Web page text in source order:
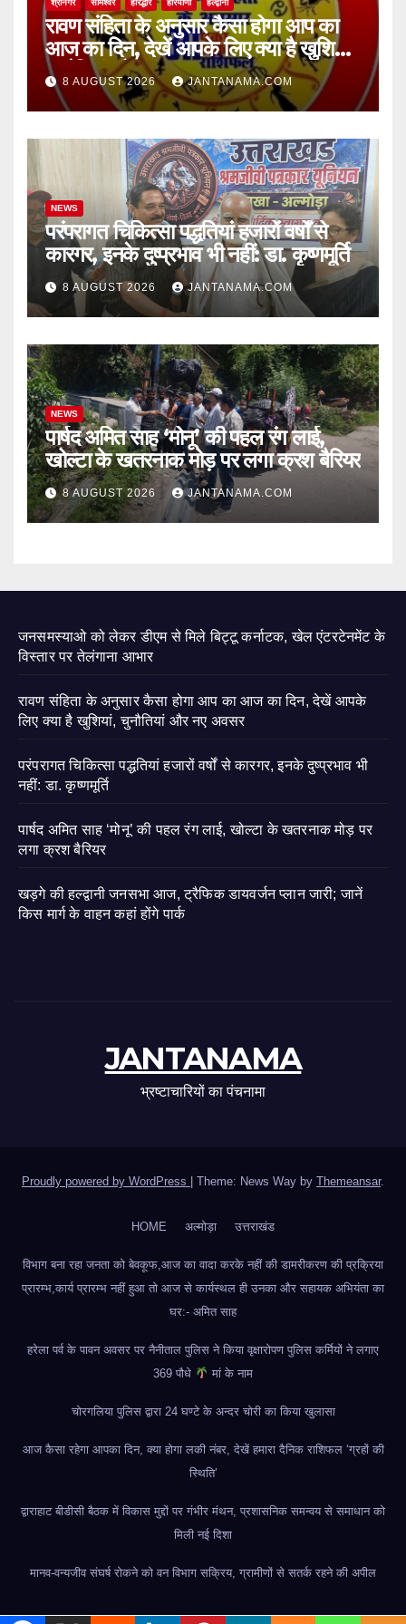
श्रीनगर सोमेश्वर हरिद्धार हरियाणा हल्द्वानी
रावण संहिता के अनुसार कैसा होगा आप का
आज का दिन, देखें आपके लिए क्या है खुशियां,
चुनौतियां और नए अवसर
8 AUGUST 2026 JANTANAMA.COM
NEWS
परंपरागत चिकित्सा पद्धतियां हजारों वर्षों से
कारगर, इनके दुष्प्रभाव भी नहीं: डा. कृष्णमूर्ति
8 AUGUST 2026 JANTANAMA.COM
NEWS
पार्षद अमित साह ‘मोनू’ की पहल रंग लाई,
खोल्टा के खतरनाक मोड़ पर लगा क्रश बैरियर
8 AUGUST 2026 JANTANAMA.COM
जनसमस्याओ को लेकर डीएम से मिले बिट्टू कर्नाटक, खेल एंटरटेनमेंट के
विस्तार पर तेलंगाना आभार
रावण संहिता के अनुसार कैसा होगा आप का आज का दिन, देखें आपके
लिए क्या है खुशियां, चुनौतियां और नए अवसर
परंपरागत चिकित्सा पद्धतियां हजारों वर्षों से कारगर, इनके दुष्प्रभाव भी
नहीं: डा. कृष्णमूर्ति
पार्षद अमित साह ‘मोनू’ की पहल रंग लाई, खोल्टा के खतरनाक मोड़ पर
लगा क्रश बैरियर
खड़गे की हल्द्वानी जनसभा आज, ट्रैफिक डायवर्जन प्लान जारी; जानें
किस मार्ग के वाहन कहां होंगे पार्क
JANTANAMA
भ्रष्टाचारियों का पंचनामा
Proudly powered by WordPress Theme: News Way by Themeansar.
HOME अल्मोड़ा उत्तराखंड
विभाग बना रहा जनता को बेवकूफ,आज का वादा करके नहीं की डामरीकरण की प्रक्रिया
प्रारम्भ,कार्य प्रारम्भ नहीं हुआ तो आज से कार्यस्थल ही उनका और सहायक अभियंता का
घर:- अमित साह
हरेला पर्व के पावन अवसर पर नैनीताल पुलिस ने किया वृक्षारोपण पुलिस कर्मियों ने लगाए
369 पौधे
मां के नाम
चोरगलिया पुलिस द्वारा 24 घण्टे के अन्दर चोरी का किया खुलासा
आज कैसा रहेगा आपका दिन, क्या होगा लकी नंबर, देखें हमारा दैनिक राशिफल ‘ग्रहों की
स्थिति’
द्वाराहाट बीडीसी बैठक में विकास मुद्दों पर गंभीर मंथन, प्रशासनिक समन्वय से समाधान को
मिली नई दिशा
मानव-वन्यजीव संघर्ष रोकने को वन विभाग सक्रिय, ग्रामीणों से सतर्क रहने की अपील